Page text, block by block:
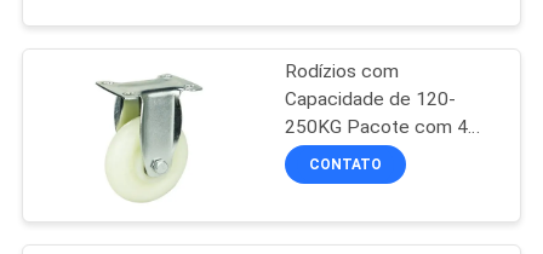
MAPA
DO
PRIVACY
POLICY
Rodízios com
Capacidade de 120-
250KG Pacote com 4
Projetados para
Carrinhos Industriais e
CONTATO